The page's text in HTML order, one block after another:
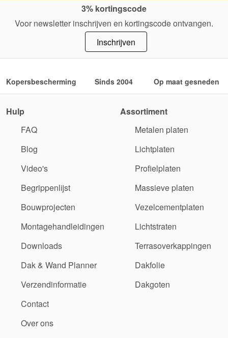
3% kortingscode
Voor newsletter inschrijven en kortingscode ontvangen.
Inschrijven
Kopersbescherming Sinds 2004 Op maat gesneden
Hulp
FAQ
Blog
Video's
Begrippenlijst
Bouwprojecten
Montagehandleidingen
Downloads
Dak & Wand Planner
Verzendinformatie
Contact
Over ons
Assortiment
Metalen platen
Lichtplaten
Profielplaten
Massieve platen
Vezelcementplaten
Lichtstraten
Terrasoverkappingen
Dakfolie
Dakgoten